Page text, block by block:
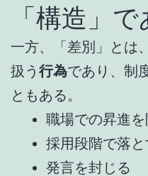
「構造」で
一方、「差別」とは
扱う 行為であり、制
ともある。
職場での昇進を
採用段階で落と
発言を封じる